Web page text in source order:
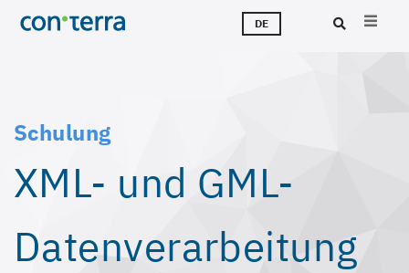
Direkt
zum
DE
Schulung
XML- und GML-
Datenverarbeitung